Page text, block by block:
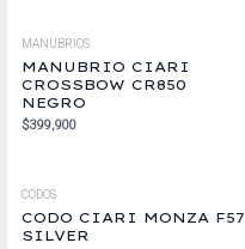
MANUBRIOS
MANUBRIO CIARI
CROSSBOW CR850
NEGRO
$399,900
CODOS
CODO CIARI MONZA F57
SILVER